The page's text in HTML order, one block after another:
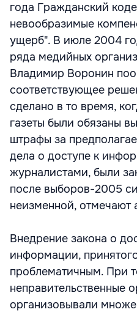
года Гражданский
невообразимые
ущерб". В июле 2004
ряда медийных
Владимир Воронин
соответствующее
сделано в то время,
газеты были обязаны
штрафы за
дела о доступе к
журналистами, были
после выборов-2005
неизменной, отмечают
Внедрение закона о
информации,
проблематичным. При
неправительственные
организовывали